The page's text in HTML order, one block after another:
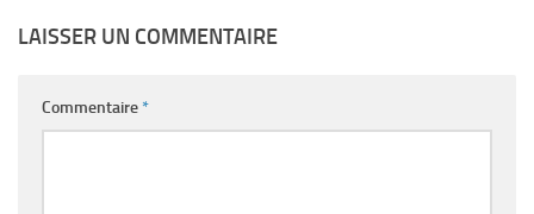
LAISSER UN COMMENTAIRE
Commentaire*